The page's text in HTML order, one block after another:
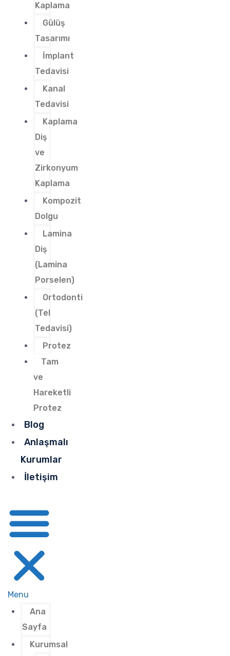
Kaplama
Gülüş
Tasarımı
İmplant
Tedavisi
Kanal
Tedavisi
Kaplama
Diş
ve
Zirkonyum
Kaplama
Kompozit
Dolgu
Lamina
Diş
(Lamina
Porselen)
Ortodonti
(Tel
Tedavisi)
Protez
Tam
ve
Hareketli
Protez
Blog
Anlaşmalı
Kurumlar
İletişim
Menu
Ana
Sayfa
Kurumsal